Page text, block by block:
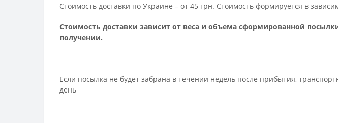
Стоимость доставки по Украине – от 45 грн. Стоимость формируется в
Стоимость доставки зависит от веса и объема сформированной
получении.
Если посылка не будет забрана в течении недель после прибытия,
день